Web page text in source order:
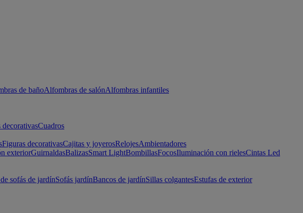
de bañoAlfombras de salónAlfombras infantiles
decorativasCuadros
Figuras decorativasCajitas y joyerosRelojesAmbientadores
exteriorGuirnaldasBalizasSmart LightBombillasFocosIluminación con rielesCintas Led
sofás de jardínSofás jardínBancos de jardínSillas colgantesEstufas de exterior